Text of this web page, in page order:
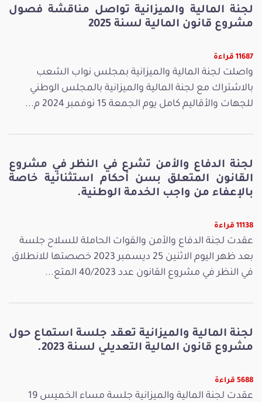
لجنة المالية والميزانية تواصل مناقشة فصول
مشروع قانون المالية لسنة 2025
11687 قراءة
واصلت لجنة المالية والميزانية بمجلس نواب الشعب
بالاشتراك مع لجنة المالية والميزانية بالمجلس الوطني
للجهات والأقاليم كامل يوم الجمعة 15 نوفمبر 2024 م...
لجنة الدفاع والأمن تشرع في النظر في مشروع
القانون المتعلق بسن أحكام استثنائية خاصة
بالإعفاء من واجب الخدمة الوطنية.
11138 قراءة
عقدت لجنة الدفاع والأمن والقوات الحاملة للسلاح جلسة
بعد ظهر اليوم الاثنين 25 ديسمبر 2023 خصصتها للانطلاق
في النظر في مشروع القانون عدد 40/2023 المتع...
لجنة المالية والميزانية تعقد جلسة استماع حول
مشروع قانون المالية التعديلي لسنة 2023.
5688 قراءة
عقدت لجنة المالية والميزانية جلسة مساء الخميس 19